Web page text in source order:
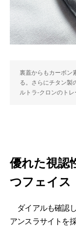
裏蓋からもカーボン
る。さらにチタン製
ルトラ-クロンのトレ
優れた視認
つフェイス
ダイアルも確認
アンスラサイトを